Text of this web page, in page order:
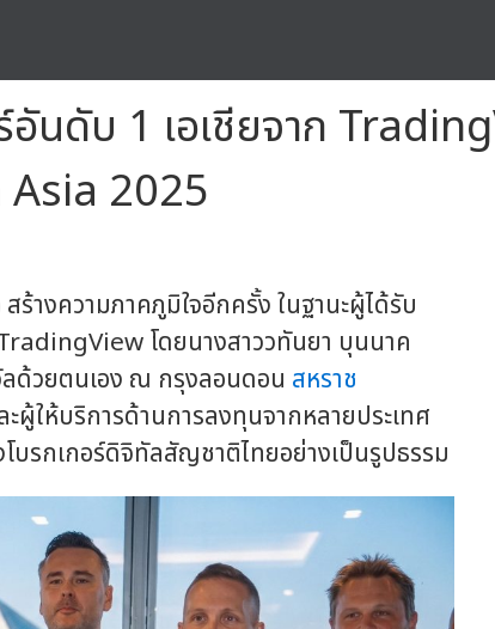
นดับ 1 เอเชียจาก
2025
างความภาคภูมิใจอีกครั้ง ในฐานะผู้ได้รับ
โดยนางสาววทันยา บุนนาค
ลด้วยตนเอง ณ กรุงลอนดอน สหราช
ให้บริการด้านการลงทุนจากหลายประเทศ
บรกเกอร์ดิจิทัลสัญชาติไทยอย่างเป็นรูปธรรม